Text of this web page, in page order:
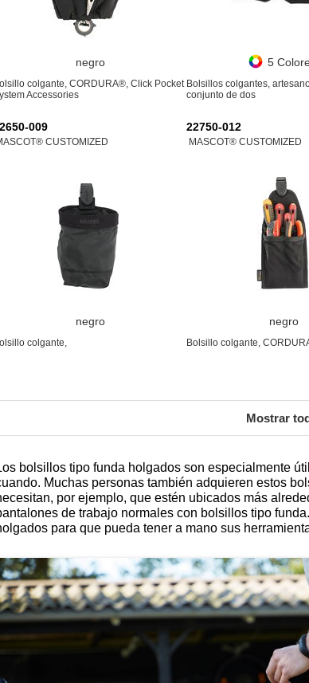
negro
colgante, CORDURA®, Click Pocket
Accessories
5
Bolsillos colgantes,
conjunto de dos
009
CUSTOMIZED
negro
colgante,
22750-012
MASCOT® CUSTOMIZED
negro
Bolsillo colgante,
Mostrar
bolsillos tipo funda holgados son especialmente
Muchas personas también adquieren estos
por ejemplo, que estén ubicados más
de trabajo normales con bolsillos tipo
para que pueda tener a mano sus